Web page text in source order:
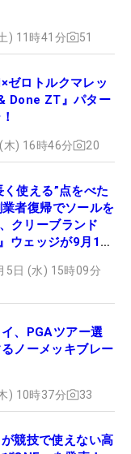
) 11時41分 51
ゼロトルクマレッ
Done ZT』パター
木) 16時46分 20
く使える”点をべた
者復帰でソールを
クリーブランド
ウェッジが9月12
5日 (水) 15時09分
、PGAツアー選
ノーメッキブレー
) 10時37分 33
競技で使えない高